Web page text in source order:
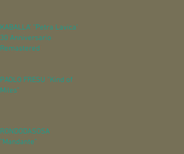
KABALLA' "Petra Lavica"
30 Anniversario
Remastered
PAOLO FRESU "Kind of
Miles"
RONDODASOSA
"Mandante"